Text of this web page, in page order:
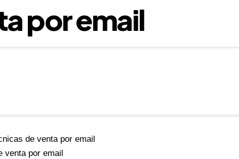
por email
de venta por email
venta por email